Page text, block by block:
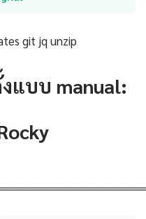
git jq unzip
แบบ manual: